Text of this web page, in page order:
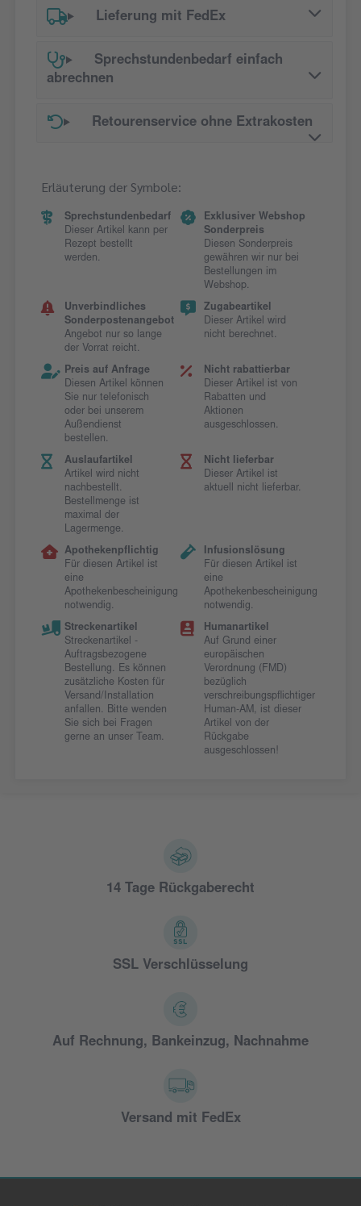
Lieferung mit FedEx
Sprechstundenbedarf einfach
abrechnen
Retourenservice ohne Extrakosten
Erläuterung der Symbole:
Sprechstundenbedarf
Dieser Artikel kann per
Rezept bestellt
werden.
Exklusiver Webshop
Sonderpreis
Diesen Sonderpreis
gewähren wir nur bei
Bestellungen im
Webshop.
Unverbindliches
Sonderpostenangebot
Angebot nur so lange
der Vorrat reicht.
Zugabeartikel
Dieser Artikel wird
nicht berechnet.
Preis auf Anfrage
Diesen Artikel können
Sie nur telefonisch
oder bei unserem
Außendienst
bestellen.
Nicht rabattierbar
Dieser Artikel ist von
Rabatten und
Aktionen
ausgeschlossen.
Auslaufartikel
Artikel wird nicht
nachbestellt.
Bestellmenge ist
maximal der
Lagermenge.
Nicht lieferbar
Dieser Artikel ist
aktuell nicht lieferbar.
Apothekenpflichtig
Für diesen Artikel ist
eine
Apothekenbescheinigung
notwendig.
Infusionslösung
Für diesen Artikel ist
eine
Apothekenbescheinigung
notwendig.
Streckenartikel
Streckenartikel -
Auftragsbezogene
Bestellung. Es können
zusätzliche Kosten für
Versand/Installation
anfallen. Bitte wenden
Sie sich bei Fragen
gerne an unser Team.
Humanartikel
Auf Grund einer
europäischen
Verordnung (FMD)
bezüglich
verschreibungspflichtiger
Human-AM, ist dieser
Artikel von der
Rückgabe
ausgeschlossen!
14 Tage Rückgaberecht
SSL Verschlüsselung
Auf Rechnung, Bankeinzug, Nachnahme
Versand mit FedEx